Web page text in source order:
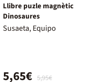
Llibre puzle magnètic
Dinosaures
Susaeta, Equipo
5,95€
5,65€